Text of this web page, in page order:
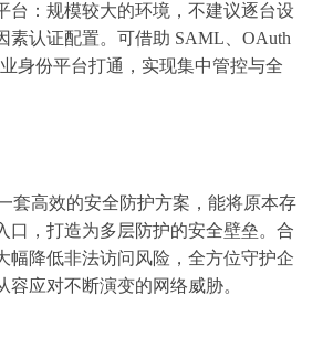
台：规模较大的环境，不建议逐台设
素认证配置。可借助 SAML、OAuth
身份平台打通，实现集中管控与全
套高效的安全防护方案，能将原本存
口，打造为多层防护的安全壁垒。合
幅降低非法访问风险，全方位守护企
容应对不断演变的网络威胁。